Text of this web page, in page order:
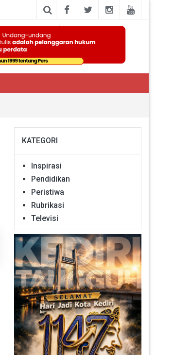
KATEGORI
Inspirasi
Pendidikan
Peristiwa
Rubrikasi
Televisi